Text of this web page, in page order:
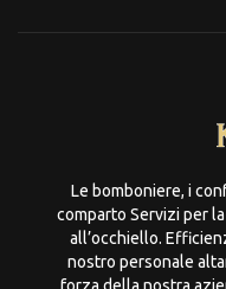
Le bomboniere, i
comparto Servizi per
all’occhiello.
nostro personale